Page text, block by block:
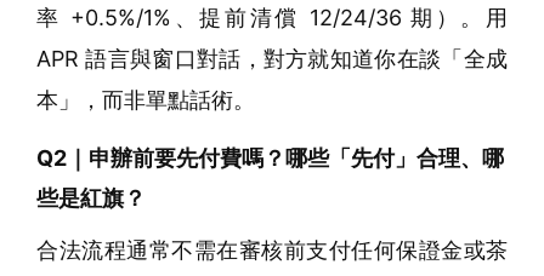
率 +0.5%/1%、提前清償 12/24/36 期）。用
APR 語言與窗口對話，對方就知道你在談「全成
本」，而非單點話術。
Q2｜申辦前要先付費嗎？哪些「先付」合理、哪
些是紅旗？
合法流程通常不需在審核前支付任何保證金或茶